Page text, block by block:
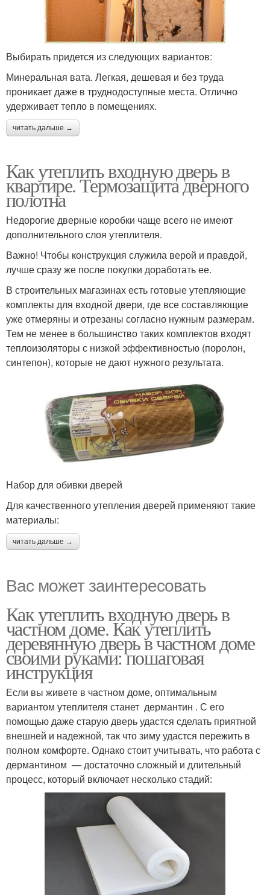
Выбирать придется из следующих вариантов:
Минеральная вата. Легкая, дешевая и без труда
проникает даже в труднодоступные места. Отлично
удерживает тепло в помещениях.
читать дальше →
Как утеплить входную дверь в
квартире. Термозащита дверного
полотна
Недорогие дверные коробки чаще всего не имеют
дополнительного слоя утеплителя.
Важно! Чтобы конструкция служила верой и правдой,
лучше сразу же после покупки доработать ее.
В строительных магазинах есть готовые утепляющие
комплекты для входной двери, где все составляющие
уже отмеряны и отрезаны согласно нужным размерам.
Тем не менее в большинство таких комплектов входят
теплоизоляторы с низкой эффективностью (поролон,
синтепон), которые не дают нужного результата.
Набор для обивки дверей
Для качественного утепления дверей применяют такие
материалы:
читать дальше →
Вас может заинтересовать
Как утеплить входную дверь в
частном доме. Как утеплить
деревянную дверь в частном доме
своими руками: пошаговая
инструкция
Если вы живете в частном доме, оптимальным
вариантом утеплителя станет дермантин . С его
помощью даже старую дверь удастся сделать приятной
внешней и надежной, так что зиму удастся пережить в
полном комфорте. Однако стоит учитывать, что работа с
дермантином — достаточно сложный и длительный
процесс, который включает несколько стадий: